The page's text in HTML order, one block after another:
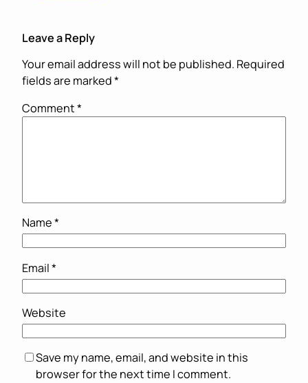
Leave a Reply
Your email address will not be published. Required
fields are marked*
Comment*
Name*
Email*
Website
Save my name, email, and website in this
browser for the next time I comment.